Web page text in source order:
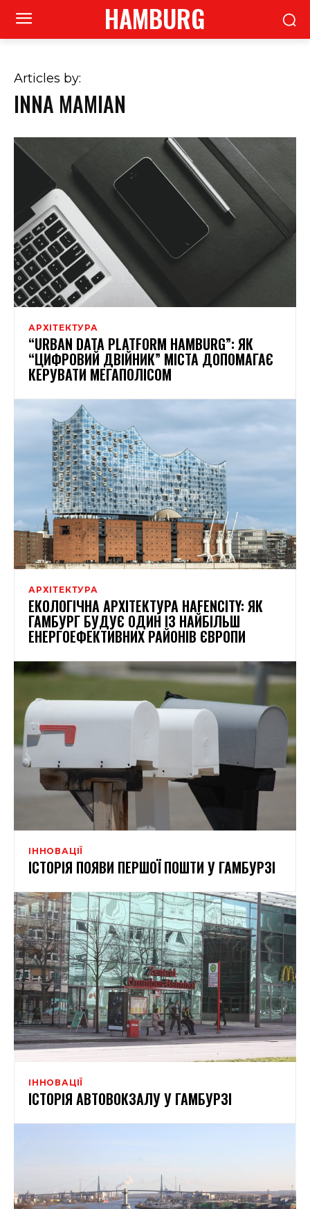
HAMBURG
Articles by:
INNA MAMIAN
АРХІТЕКТУРА
“URBAN DATA PLATFORM HAMBURG”: ЯК
“ЦИФРОВИЙ ДВІЙНИК” МІСТА ДОПОМАГАЄ
КЕРУВАТИ МЕГАПОЛІСОМ
АРХІТЕКТУРА
ЕКОЛОГІЧНА АРХІТЕКТУРА HAFENCITY: ЯК
ГАМБУРГ БУДУЄ ОДИН ІЗ НАЙБІЛЬШ
ЕНЕРГОЕФЕКТИВНИХ РАЙОНІВ ЄВРОПИ
ІННОВАЦІЇ
ІСТОРІЯ ПОЯВИ ПЕРШОЇ ПОШТИ У ГАМБУРЗІ
ІННОВАЦІЇ
ІСТОРІЯ АВТОВОКЗАЛУ У ГАМБУРЗІ